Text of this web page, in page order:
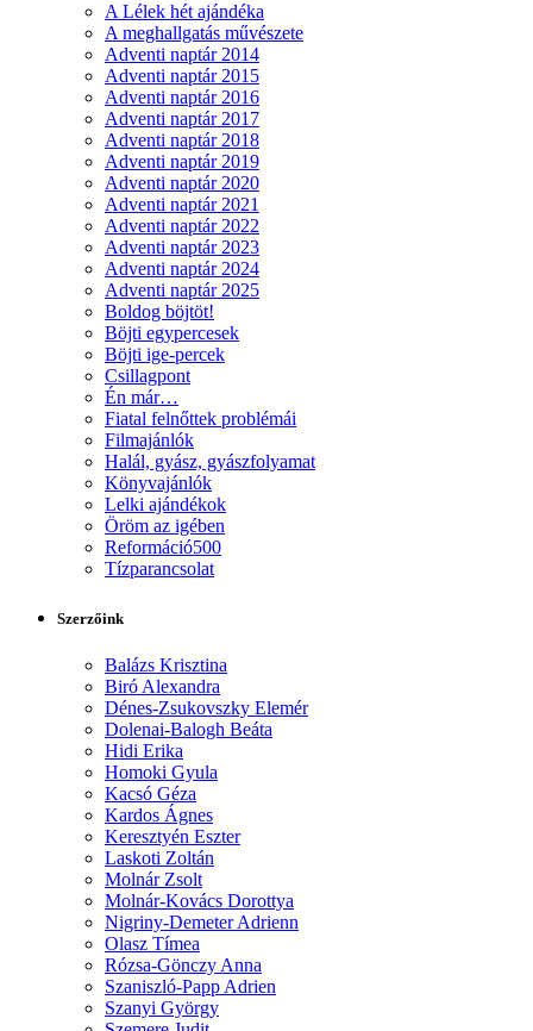
A Lélek hét ajándéka
A meghallgatás művészete
Adventi naptár 2014
Adventi naptár 2015
Adventi naptár 2016
Adventi naptár 2017
Adventi naptár 2018
Adventi naptár 2019
Adventi naptár 2020
Adventi naptár 2021
Adventi naptár 2022
Adventi naptár 2023
Adventi naptár 2024
Adventi naptár 2025
Boldog böjtöt!
Böjti egypercesek
Böjti ige-percek
Csillagpont
Én már…
Fiatal felnőttek problémái
Filmajánlók
Halál, gyász, gyászfolyamat
Könyvajánlók
Lelki ajándékok
Öröm az igében
Reformáció500
Tízparancsolat
Szerzőink
Balázs Krisztina
Biró Alexandra
Dénes-Zsukovszky Elemér
Dolenai-Balogh Beáta
Hidi Erika
Homoki Gyula
Kacsó Géza
Kardos Ágnes
Keresztyén Eszter
Laskoti Zoltán
Molnár Zsolt
Molnár-Kovács Dorottya
Nigriny-Demeter Adrienn
Olasz Tímea
Rózsa-Gönczy Anna
Szaniszló-Papp Adrien
Szanyi György